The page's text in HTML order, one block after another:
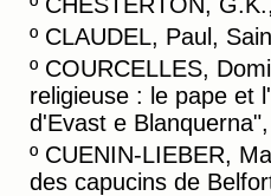
º CLAUDEL, Paul,
º COURCELLES,
religieuse : le pape et
d'Evast e
º CUENIN-LIEBER,
des capucins de